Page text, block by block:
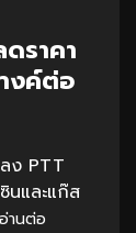
ราคา
งค์ต่อ
ง PTT
นและแก๊ส
อ่านต่อ